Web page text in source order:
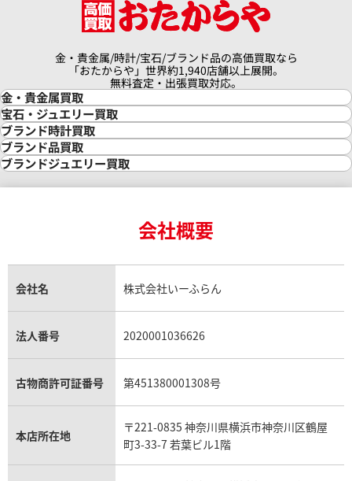
金・貴金属/時計/宝石/ブランド品の高価買取なら
「おたからや」世界約1,940店舗以上展開。
無料査定・出張買取対応。
金・貴金属買取
金買取
金の相場価格情報
金の参考買取価格一覧
インゴット買取
インゴットの相場価格情報
24金買取
金貨買取
貴金属買取
銀・シルバー買取
パラジウム買取
宝石・ジュエリー買取
宝石・ジュエリー買取
ダイヤモンド買取
ダイヤモンド・宝石の参考価格一覧
リング・結婚指輪買取
エメラルド買取
トパーズ買取
タンザナイト買取
キャッツアイ買取
アクアマリン買取
ブランド時計買取
時計買取
ロレックス買取
ロレックス デイトナ買取
ロレックス サブマリーナー買取
ロレックス エクスプローラー買取
ロレックス デイトジャスト買取
パテック フィリップノーチラス買取
ヴァシュロン・コンスタンタン買取
オメガ買取
カルティエ買取
フランク ミュラー買取
リシャール・ミル買取
ブランド品買取
ブランド買取
シャネル マトラッセ買取
セリーヌ買取
プラダ買取
ブランドジュエリー買取
ヴァンクリーフ＆アーペル買取
ショーメ買取
ダミアーニ買取
モーブッサン買取
会社概要
会社名 株式会社いーふらん
法人番号 2020001036626
古物商許可証番号 第451380001308号
本店所在地
〒221-0835 神奈川県横浜市神奈川区鶴屋
町3-33-7 若葉ビル1階